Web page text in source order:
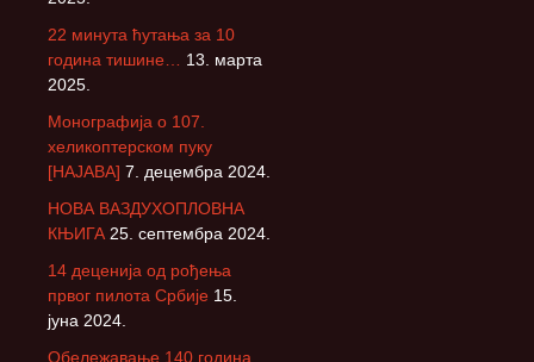
22 минута ћутања за 10
година тишине…
13. марта
2025.
Монографија о 107.
хеликоптерском пуку
[НАЈАВА] 7. децембра 2024.
НОВА ВАЗДУХОПЛОВНА
КЊИГА 25. септембра 2024.
14 деценија од рођења
првог пилота Србије 15.
јуна 2024.
Обележавање 140 година